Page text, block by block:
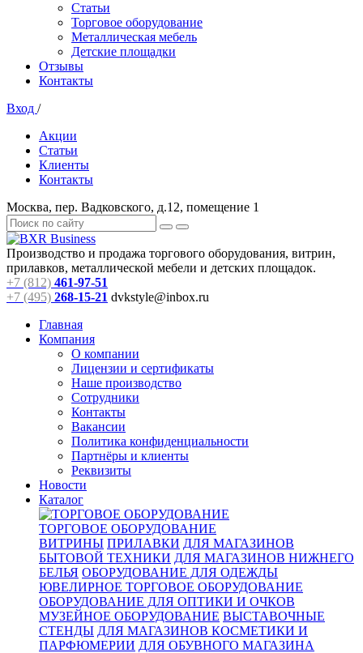
Статьи
Торговое оборудование
Металлическая мебель
Детские площадки
Отзывы
Контакты
Вход /
Акции
Статьи
Клиенты
Контакты
Москва, пер. Вадковского, д.12, помещение 1
Производство и продажа торгового оборудования, витрин,
прилавков, металлической мебели и детских площадок.
+7 (812) 461-97-51
+7 (495) 268-15-21 dvkstyle@inbox.ru
Главная
Компания
О компании
Лицензии и сертификаты
Наше производство
Сотрудники
Контакты
Вакансии
Политика конфиденциальности
Партнёры и клиенты
Реквизиты
Новости
Каталог
ТОРГОВОЕ ОБОРУДОВАНИЕ
ВИТРИНЫ ПРИЛАВКИ ДЛЯ МАГАЗИНОВ
БЫТОВОЙ ТЕХНИКИ ДЛЯ МАГАЗИНОВ НИЖНЕГО
БЕЛЬЯ ОБОРУДОВАНИЕ ДЛЯ ОДЕЖДЫ
ЮВЕЛИРНОЕ ТОРГОВОЕ ОБОРУДОВАНИЕ
ОБОРУДОВАНИЕ ДЛЯ ОПТИКИ И ОЧКОВ
МУЗЕЙНОЕ ОБОРУДОВАНИЕ ВЫСТАВОЧНЫЕ
СТЕНДЫ ДЛЯ МАГАЗИНОВ КОСМЕТИКИ И
ПАРФЮМЕРИИ ДЛЯ ОБУВНОГО МАГАЗИНА